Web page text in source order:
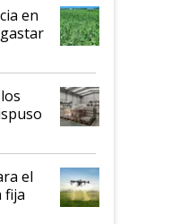
en
e
el
fija